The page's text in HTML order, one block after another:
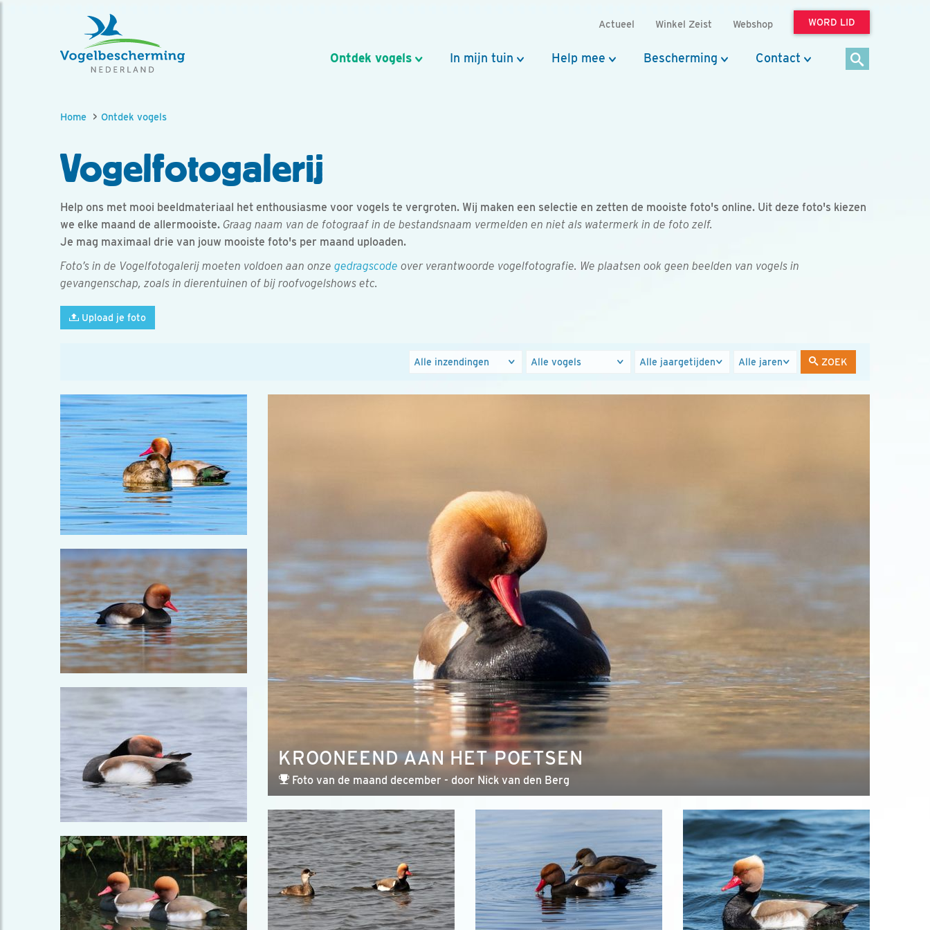
Actueel Winkel Zeist Webshop WORD LID
Ontdek vogels In mijn tuin Help mee Bescherming Contact
Home Ontdek vogels
Vogelfotogalerij
Help ons met mooi beeldmateriaal het enthousiasme voor vogels te vergroten. Wij maken een selectie en zetten de mooiste foto's online. Uit deze foto's kiezen
we elke maand de allermooiste. Graag naam van de fotograaf in de bestandsnaam vermelden en niet als watermerk in de foto zelf.
Je mag maximaal drie van jouw mooiste foto's per maand uploaden.
Foto’s in de Vogelfotogalerij moeten voldoen aan onze gedragscode over verantwoorde vogelfotografie. We plaatsen ook geen beelden van vogels in
gevangenschap, zoals in dierentuinen of bij roofvogelshows etc.
Upload je foto
Foto's
Populaire
Jaargetijden Jaren ZOEK
KROONEEND AAN HET POETSEN
Foto van de maand december - door Nick van den Berg